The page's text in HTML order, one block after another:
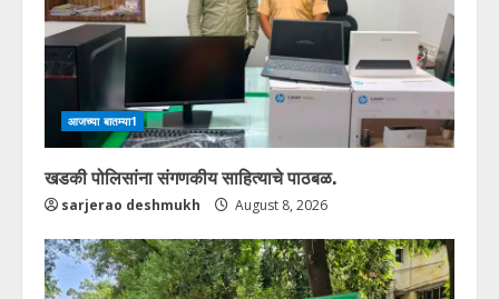
आजच्या बातम्या1
खडकी पोलिसांना संगणकीय साहित्याचे पाठबळ.
sarjerao deshmukh August 8, 2026